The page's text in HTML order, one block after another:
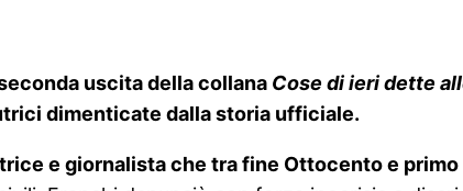
uscita della collana Cose di ieri dette
dimenticate dalla storia ufficiale.
e giornalista che tra fine Ottocento e